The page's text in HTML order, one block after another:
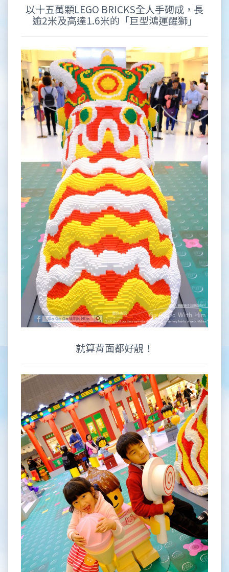
以十五萬顆LEGO BRICKS全人手砌成，長
逾2米及高達1.6米的「巨型鴻運醒獅」
就算背面都好靚！